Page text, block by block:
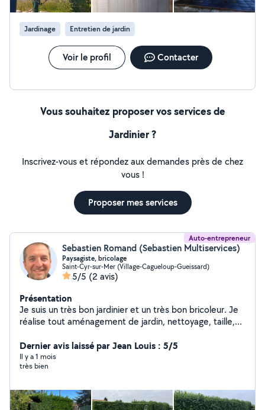
Jardinage Entretien de jardin
Voir le profil Contacter
Vous souhaitez proposer vos services de
Jardinier ?
Inscrivez-vous et répondez aux demandes près de chez
vous !
Proposer mes services
Auto-entrepreneur
Sebastien Romand (Sebastien Multiservices)
Paysagiste, bricolage
Saint-Cyr-sur-Mer (Village-Cagueloup-Gueissard)
5/5 (2 avis)
Présentation
Je suis un très bon jardinier et un très bon bricoleur. Je
réalise tout aménagement de jardin, nettoyage, taille,
pétanque. Je me tiens à votre disposition pour tout
travaux de rénovation de votre intérieur. Travail soigner.
Devis gratuit
Dernier avis laissé par Jean Louis : 5/5
Il y a 1 mois
très bien